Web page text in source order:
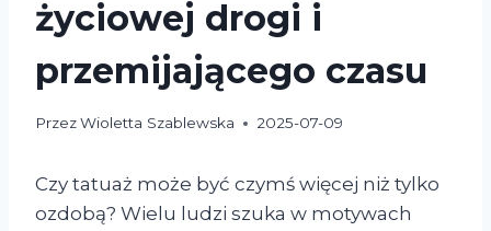
życiowej drogi i
przemijającego czasu
PrzezWioletta Szablewska 2025-07-09
Czy tatuaż może być czymś więcej niż tylko
ozdobą? Wielu ludzi szuka w motywach